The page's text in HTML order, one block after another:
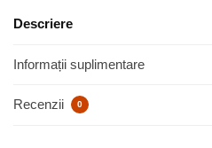
Descriere
Informații suplimentare
Recenzii 0